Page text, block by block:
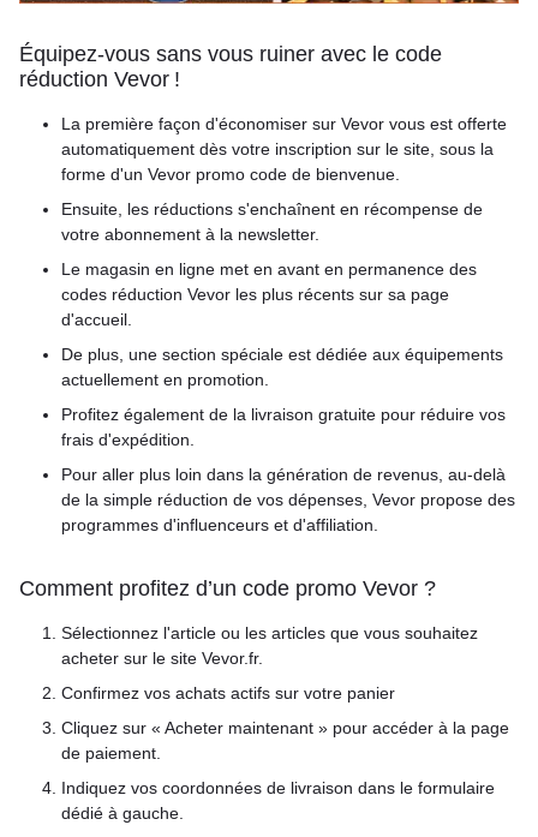
Équipez-vous sans vous ruiner avec le code
réduction Vevor !
La première façon d'économiser sur Vevor vous est offerte
automatiquement dès votre inscription sur le site, sous la
forme d'un Vevor promo code de bienvenue.
Ensuite, les réductions s'enchaînent en récompense de
votre abonnement à la newsletter.
Le magasin en ligne met en avant en permanence des
codes réduction Vevor les plus récents sur sa page
d'accueil.
De plus, une section spéciale est dédiée aux équipements
actuellement en promotion.
Profitez également de la livraison gratuite pour réduire vos
frais d'expédition.
Pour aller plus loin dans la génération de revenus, au-delà
de la simple réduction de vos dépenses, Vevor propose des
programmes d'influenceurs et d'affiliation.
Comment profitez d’un code promo Vevor ?
Sélectionnez l'article ou les articles que vous souhaitez
acheter sur le site Vevor.fr.
Confirmez vos achats actifs sur votre panier
Cliquez sur « Acheter maintenant » pour accéder à la page
de paiement.
Indiquez vos coordonnées de livraison dans le formulaire
dédié à gauche.